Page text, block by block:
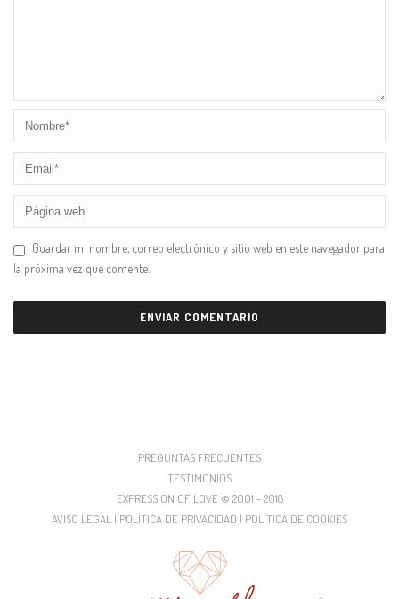
Guardar mi nombre, correo electrónico y sitio web en este navegador para
la próxima vez que comente.
PREGUNTAS FRECUENTES
TESTIMONIOS
EXPRESSION OF LOVE © 2001 - 2018
AVISO LEGAL | POLÍTICA DE PRIVACIDAD | POLÍTICA DE COOKIES